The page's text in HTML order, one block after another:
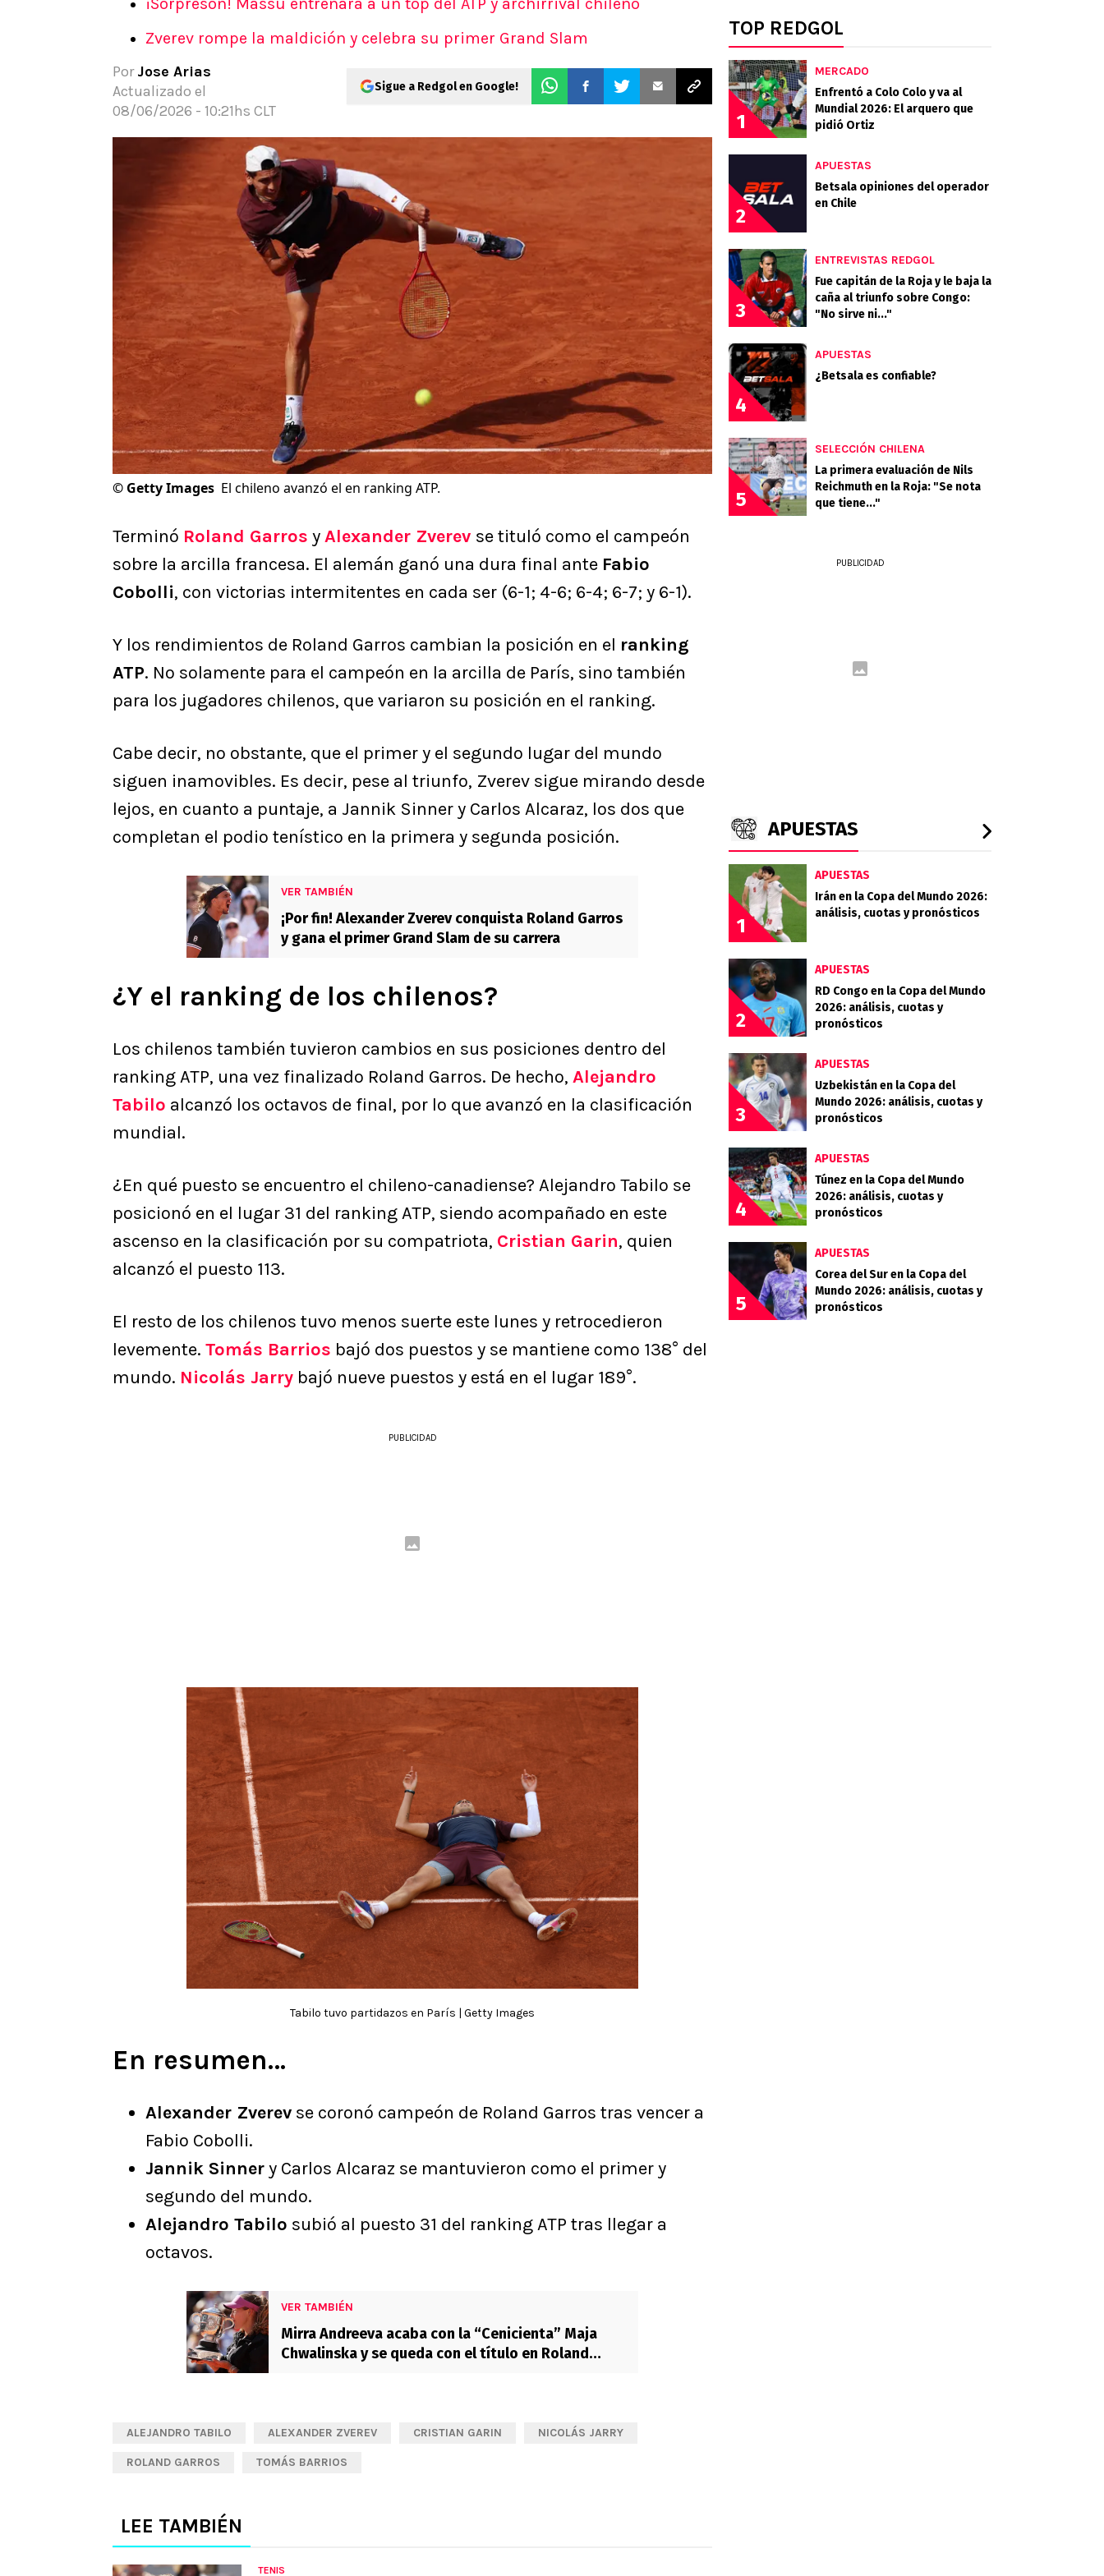
Pronósticos
Apuestas Mundial 2026
Zverev rompe la maldición y celebra su primer Grand Slam
Por Jose Arias
Actualizado el
08/06/2026 - 10:21hs CLT
Sigue a Redgol en Google!
© Getty Images El chileno avanzó el en ranking ATP.
Terminó Roland Garros yAlexander Zverev se tituló como el campeón
sobre la arcilla francesa. El alemán ganó una dura final ante Fabio
Cobolli, con victorias intermitentes en cada ser (6-1; 4-6; 6-4; 6-7; y 6-1).
Y los rendimientos de Roland Garros cambian la posición en el ranking
ATP. No solamente para el campeón en la arcilla de París, sino también
para los jugadores chilenos, que variaron su posición en el ranking.
Cabe decir, no obstante, que el primer y el segundo lugar del mundo
siguen inamovibles. Es decir, pese al triunfo, Zverev sigue mirando desde
lejos, en cuanto a puntaje, a Jannik Sinner y Carlos Alcaraz, los dos que
completan el podio tenístico en la primera y segunda posición.
VER TAMBIÉN
¡Por fin! Alexander Zverev conquista Roland Garros
y gana el primer Grand Slam de su carrera
¿Y el ranking de los chilenos?
Los chilenos también tuvieron cambios en sus posiciones dentro del
ranking ATP, una vez finalizado Roland Garros. De hecho, Alejandro
Tabilo alcanzó los octavos de final, por lo que avanzó en la clasificación
mundial.
¿En qué puesto se encuentro el chileno-canadiense? Alejandro Tabilo se
posicionó en el lugar 31 del ranking ATP, siendo acompañado en este
ascenso en la clasificación por su compatriota, Cristian Garin, quien
alcanzó el puesto 113.
El resto de los chilenos tuvo menos suerte este lunes y retrocedieron
levemente. Tomás Barrios bajó dos puestos y se mantiene como 138° del
mundo. Nicolás Jarry bajó nueve puestos y está en el lugar 189°.
PUBLICIDAD
Tabilo tuvo partidazos en París | Getty Images
En resumen…
Alexander Zverev se coronó campeón de Roland Garros tras vencer a
Fabio Cobolli.
Jannik Sinnery Carlos Alcaraz se mantuvieron como el primer y
segundo del mundo.
Alejandro Tabilo subió al puesto 31 del ranking ATP tras llegar a
octavos.
VER TAMBIÉN
Mirra Andreeva acaba con la “Cenicienta” Maja
Chwalinska y se queda con el título en Roland
ALEJANDRO TABILO ALEXANDER ZVEREV CRISTIAN GARIN NICOLÁS JARRY
ROLAND GARROS TOMÁS BARRIOS
LEE TAMBIÉN
TENIS
TOP REDGOL
1
MERCADO
Enfrentó a Colo Colo y va al
Mundial 2026: El arquero que
pidió Ortiz
2
APUESTAS
Betsala opiniones del operador
en Chile
3
ENTREVISTAS REDGOL
Fue capitán de la Roja y le baja la
caña al triunfo sobre Congo:
"No sirve ni..."
4
APUESTAS
¿Betsala es confiable?
5
SELECCIÓN CHILENA
La primera evaluación de Nils
Reichmuth en la Roja: "Se nota
que tiene..."
PUBLICIDAD
APUESTAS
1
APUESTAS
Irán en la Copa del Mundo 2026:
análisis, cuotas y pronósticos
2
APUESTAS
RD Congo en la Copa del Mundo
2026: análisis, cuotas y
pronósticos
3
APUESTAS
Uzbekistán en la Copa del
Mundo 2026: análisis, cuotas y
pronósticos
4
APUESTAS
Túnez en la Copa del Mundo
2026: análisis, cuotas y
pronósticos
5
APUESTAS
Corea del Sur en la Copa del
Mundo 2026: análisis, cuotas y
pronósticos